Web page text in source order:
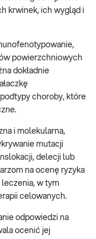
krwinek, ich wygląd i
powierzchniowych
dokładnie
choroby, które
i molekularna,
mutacji
delecji lub
na ocenę ryzyka
w tym
celowanych.
odpowiedzi na
ocenić jej